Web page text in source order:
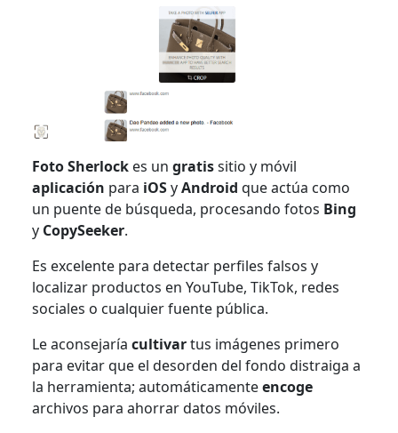
Foto Sherlockes un gratissitio y móvil
aplicación para iOSyAndroid que actúa como
un puente de búsqueda, procesando fotos Bing
y CopySeeker.
Es excelente para detectar perfiles falsos y
localizar productos en YouTube, TikTok, redes
sociales o cualquier fuente pública.
Le aconsejaría cultivartus imágenes primero
para evitar que el desorden del fondo distraiga a
la herramienta; automáticamenteencoge
archivos para ahorrar datos móviles.